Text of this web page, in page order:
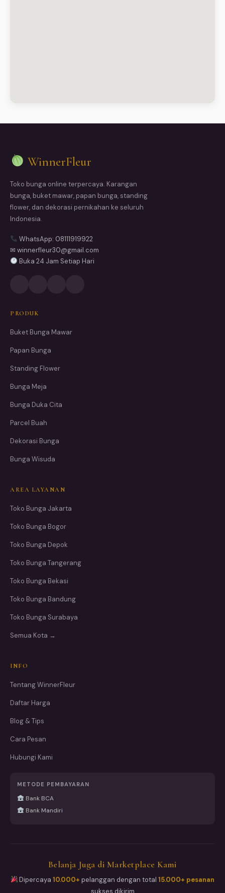
WinnerFleur
Toko bunga online terpercaya. Karangan
bunga, buket mawar, papan bunga, standing
flower, dan dekorasi pernikahan ke seluruh
Indonesia.
WhatsApp: 08111919922
✉ winnerfleur30@gmail.com
Buka 24 Jam Setiap Hari
PRODUK
Buket Bunga Mawar
Papan Bunga
Standing Flower
Bunga Meja
Bunga Duka Cita
Parcel Buah
Dekorasi Bunga
Bunga Wisuda
AREA LAYANAN
Toko Bunga Jakarta
Toko Bunga Bogor
Toko Bunga Depok
Toko Bunga Tangerang
Toko Bunga Bekasi
Toko Bunga Bandung
Toko Bunga Surabaya
Semua Kota →
INFO
Tentang WinnerFleur
Daftar Harga
Blog & Tips
Cara Pesan
Hubungi Kami
METODE PEMBAYARAN
Bank BCA
Bank Mandiri
Belanja Juga di Marketplace Kami
Dipercaya10.000+ pelanggan dengan total15.000+ pesanan
sukses dikirim